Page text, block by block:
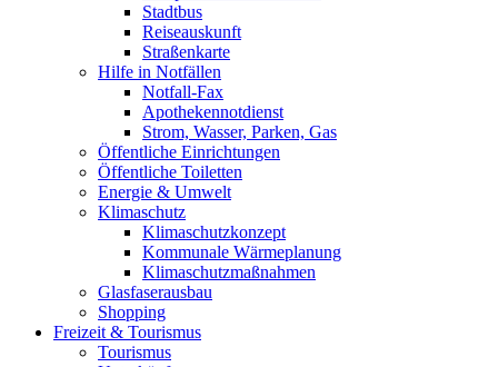
Stadtbus
Reiseauskunft
Straßenkarte
Hilfe in Notfällen
Notfall-Fax
Apothekennotdienst
Strom, Wasser, Parken, Gas
Öffentliche Einrichtungen
Öffentliche Toiletten
Energie & Umwelt
Klimaschutz
Klimaschutzkonzept
Kommunale Wärmeplanung
Klimaschutzmaßnahmen
Glasfaserausbau
Shopping
Freizeit & Tourismus
Tourismus